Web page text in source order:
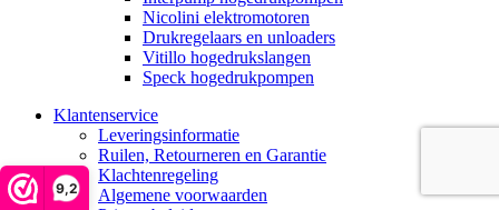
9,2
Nicolini elektromotoren
Drukregelaars en unloaders
Vitillo hogedrukslangen
Speck hogedrukpompen
Klantenservice
Leveringsinformatie
Ruilen, Retourneren en Garantie
Klachtenregeling
Algemene voorwaarden